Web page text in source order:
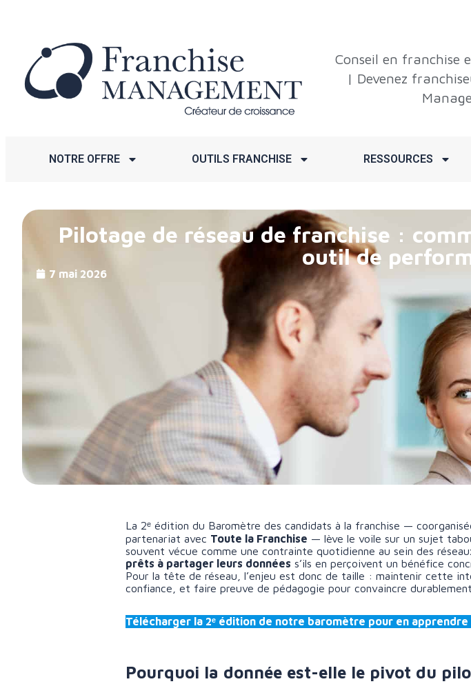
Conseil en franchise
| Devenez
NOTRE OFFRE OUTILS FRANCHISE RESSOURCES
Pilotage de réseau de franchise :
outil de
7 mai 2026
La 2ᵉ édition du Baromètre des candidats à la franchise —
partenariat avec Toute la Franchise — lève le voile sur un sujet
souvent vécue comme une contrainte quotidienne au sein des
prêts à partager leurs données s’ils en perçoivent un bénéfice
Pour la tête de réseau, l’enjeu est donc de taille : maintenir cette
confiance, et faire preuve de pédagogie pour convaincre
Télécharger la 2ᵉ édition de notre baromètre pour en
Pourquoi la donnée est-elle le pivot du